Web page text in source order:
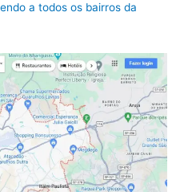
a todos os bairros da